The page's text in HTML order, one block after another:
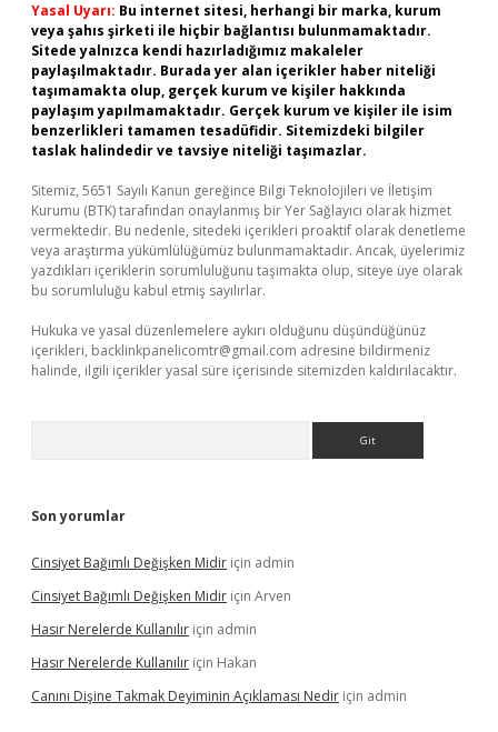
Yasal Uyarı: Bu internet sitesi, herhangi bir marka, kurum
veya şahıs şirketi ile hiçbir bağlantısı bulunmamaktadır.
Sitede yalnızca kendi hazırladığımız makaleler
paylaşılmaktadır. Burada yer alan içerikler haber niteliği
taşımamakta olup, gerçek kurum ve kişiler hakkında
paylaşım yapılmamaktadır. Gerçek kurum ve kişiler ile isim
benzerlikleri tamamen tesadüfidir. Sitemizdeki bilgiler
taslak halindedir ve tavsiye niteliği taşımazlar.
Sitemiz, 5651 Sayılı Kanun gereğince Bilgi Teknolojileri ve İletişim
Kurumu (BTK) tarafından onaylanmış bir Yer Sağlayıcı olarak hizmet
vermektedir. Bu nedenle, sitedeki içerikleri proaktif olarak denetleme
veya araştırma yükümlülüğümüz bulunmamaktadır. Ancak, üyelerimiz
yazdıkları içeriklerin sorumluluğunu taşımakta olup, siteye üye olarak
bu sorumluluğu kabul etmiş sayılırlar.
Hukuka ve yasal düzenlemelere aykırı olduğunu düşündüğünüz
içerikleri, backlinkpanelicomtr@gmail.com adresine bildirmeniz
halinde, ilgili içerikler yasal süre içerisinde sitemizden kaldırılacaktır.
Son yorumlar
Cinsiyet Bağımlı Değişken Midir için admin
Cinsiyet Bağımlı Değişken Midir için Arven
Hasır Nerelerde Kullanılır için admin
Hasır Nerelerde Kullanılır için Hakan
Canını Dişine Takmak Deyiminin Açıklaması Nedir için admin